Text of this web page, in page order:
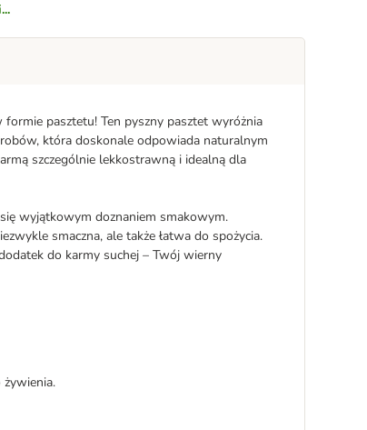
pasztetu! Ten pyszny pasztet wyróżnia
która doskonale odpowiada naturalnym
szczególnie lekkostrawną i idealną dla
wyjątkowym doznaniem smakowym.
smaczna, ale także łatwa do spożycia.
do karmy suchej – Twój wierny